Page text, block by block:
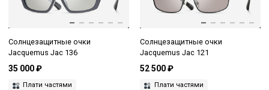
Солнцезащитные очки
Jacquemus Jac 136
35 000 ₽
Плати частями
Солнцезащитные очки
Jacquemus Jac 121
52 500 ₽
Плати частями